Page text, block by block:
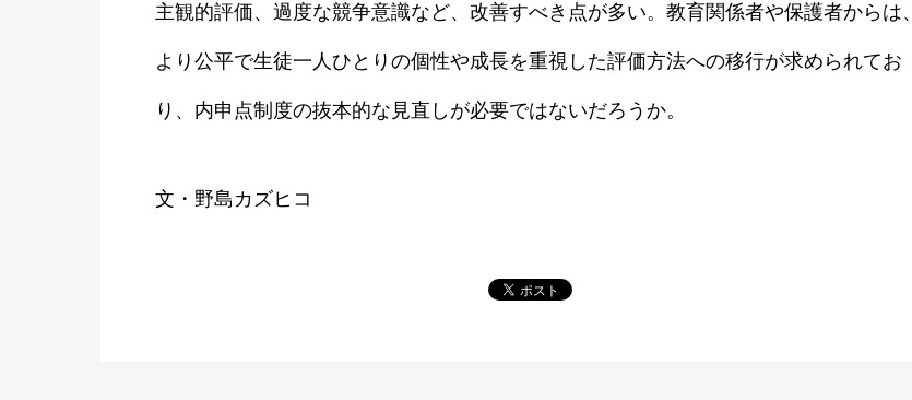
主観的評価、過度な競争意識など、改善すべき点が多い。教育関係者や保護者からは、
より公平で生徒一人ひとりの個性や成長を重視した評価方法への移行が求められてお
り、内申点制度の抜本的な見直しが必要ではないだろうか。
文・野島カズヒコ